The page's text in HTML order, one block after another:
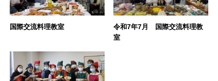
国際交流料理教室
令和7年7月 国際交流料理教
室